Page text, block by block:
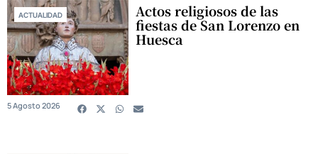
ACTUALIDAD Actos religiosos de las
fiestas de San Lorenzo en
Huesca
5 Agosto 2026